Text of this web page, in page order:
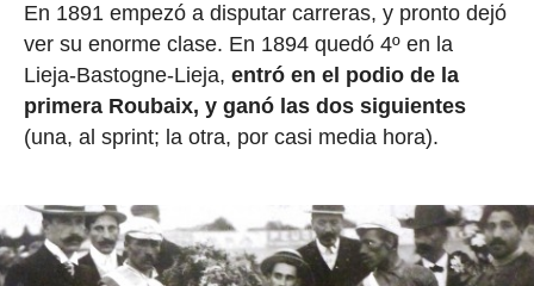
En 1891 empezó a disputar carreras, y pronto dejó
ver su enorme clase. En 1894 quedó 4º en la
Lieja-Bastogne-Lieja, entró en el podio de la
primera Roubaix, y ganó las dos siguientes
(una, al sprint; la otra, por casi media hora).